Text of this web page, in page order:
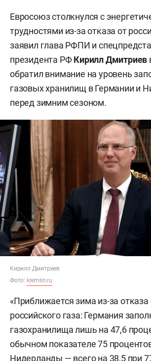
Евросоюз столкнулся с
трудностями из-за отказа от
заявил глава РФПИ и
президента РФКирилл Дмитриев
обратил внимание на уровень
газовых хранилищ в Германии и
перед зимним сезоном.
Кирилл Дмитриев
Фото: kremlin.ru
«Приближается зима из-за отказа
российского газа: Германия
газохранилища лишь на 47,6
обычном показателе 75
Нидерланды — всего на 38,5 при